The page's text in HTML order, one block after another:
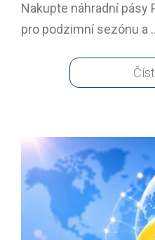
Nakupte náhradní pásy
pro podzimní sezónu a